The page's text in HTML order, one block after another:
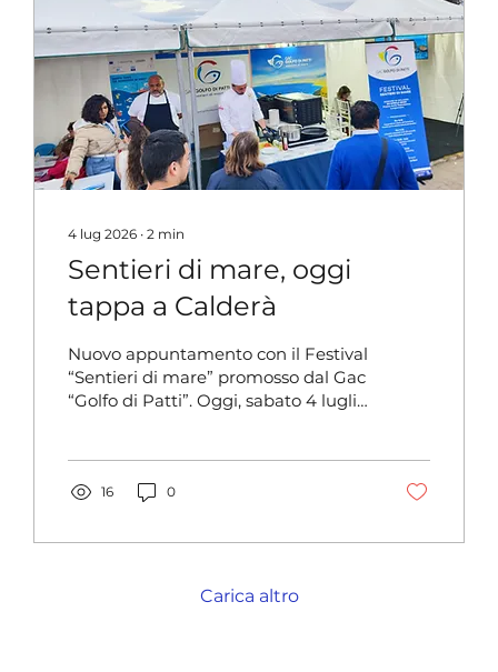
nuovo Museo delle Arti e delle
Tradizioni Marinare, all’interno di
una struttura...
4 lug 2026 ∙ 2 min
Sentieri di mare, oggi
tappa a Calderà
Nuovo appuntamento con il Festival
“Sentieri di mare” promosso dal Gac
“Golfo di Patti”. Oggi, sabato 4 luglio
Gotto. L’apertura è fissata per le ore
dei componenti del Gac. Alle 18:30 si
corso del quale saranno affrontate
16 0
Carica altro